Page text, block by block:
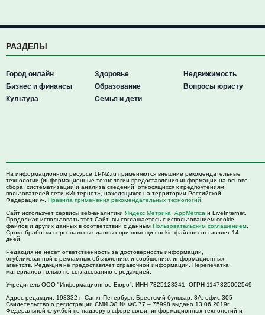
РАЗДЕЛЫ
Город онлайн
Бизнес и финансы
Культура
Здоровье
Образование
Семья и дети
Недвижимость
Вопросы юристу
На информационном ресурсе 1PNZ.ru применяются внешние рекомендательные
технологии (информационные технологии предоставления информации на основе
сбора, систематизации и анализа сведений, относящихся к предпочтениям
пользователей сети «Интернет», находящихся на территории Российской
Федерации)». Правила применения рекомендательных технологий
Сайт использует сервисы веб-аналитики Яндекс Метрика AppMetrica и LiveInternet.
Продолжая использовать этот Сайт, вы соглашаетесь с использованием cookie-
файлов и других данных в соответствии с данным Пользовательским соглашением
Срок обработки персональных данных при помощи cookie-файлов составляет 14
дней.
Редакция не несет ответственность за достоверность информации,
опубликованной в рекламных объявлениях и сообщениях информационных
агентств. Редакция не предоставляет справочной информации. Перепечатка
материалов только по согласованию с редакцией.
Учредитель ООО "Информационное Бюро". ИНН 7325128341, ОГРН 1147325002549
Адрес редакции: 198332 г. Санкт-Петербург, Брестский бульвар, 8А, офис 305
Свидетельство о регистрации СМИ ЭЛ № ФС 77 – 75998 выдано 13.06.2019г.
Федеральной службой по надзору в сфере связи, информационных технологий и